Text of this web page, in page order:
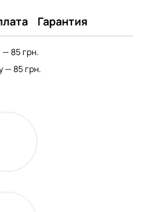
Гарантия
85 грн.
— 85 грн.